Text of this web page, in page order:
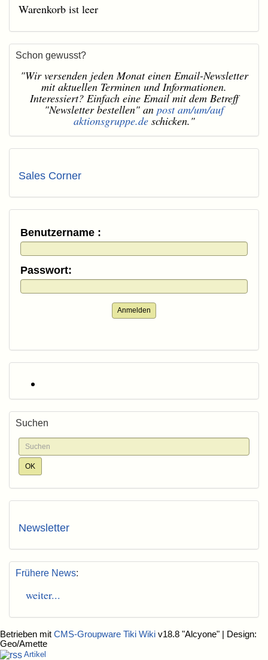
Warenkorb ist leer
Schon gewusst?
"Wir versenden jeden Monat einen Email-Newsletter
mit aktuellen Terminen und Informationen.
Interessiert? Einfach eine Email mit dem Betreff
"Newsletter bestellen" an post am/um/auf
aktionsgruppe.deschicken."
Sales Corner
Benutzername :
Passwort:
Anmelden
Suchen
Newsletter
Frühere News:
weiter...
Betrieben mit CMS-Groupware Tiki Wiki v18.8 "Alcyone" | Design:
Geo/Amette
Artikel